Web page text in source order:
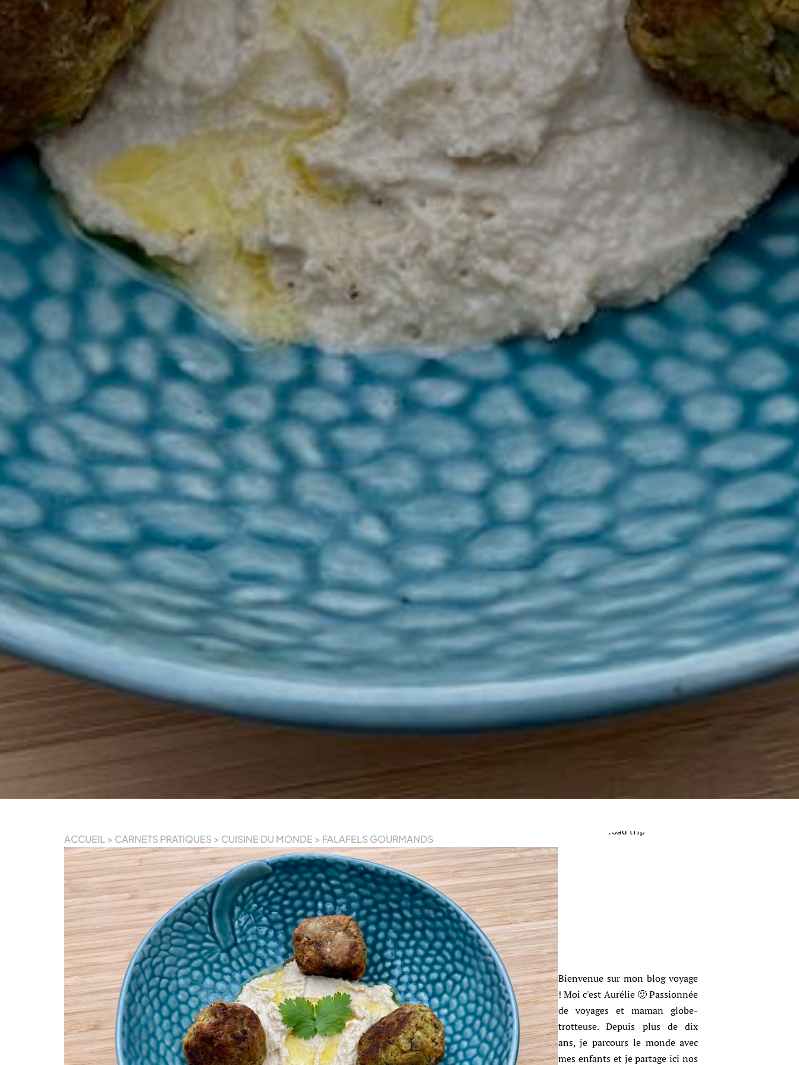
ACCUEIL > CARNETS PRATIQUES> CUISINE DU MONDE > FALAFELS GOURMANDS
Bienvenue sur mon blog voyage
! Moi c'est Aurélie 🙂 Passionnée
de voyages et maman globe-
trotteuse. Depuis plus de dix
ans, je parcours le monde avec
mes enfants et je partage ici nos